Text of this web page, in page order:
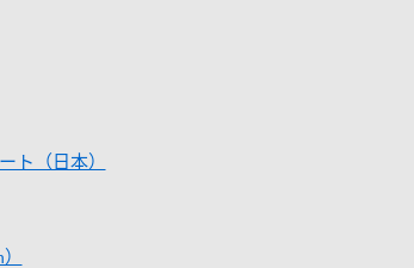
ト（日本）